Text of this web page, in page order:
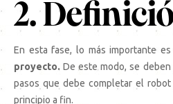
2.
En esta fase, lo más importante es
proyecto. De este modo, se
pasos que debe completar el
principio a fin.